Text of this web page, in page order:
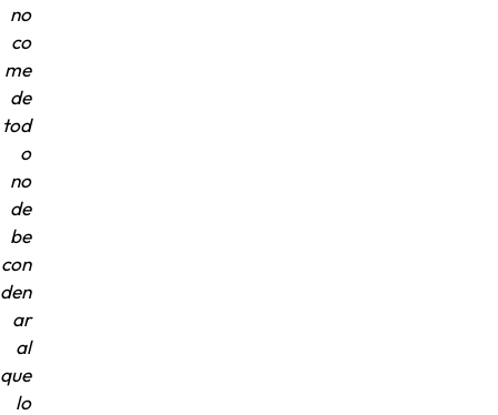
no
co
me
de
tod
o
no
de
be
con
den
ar
al
que
lo